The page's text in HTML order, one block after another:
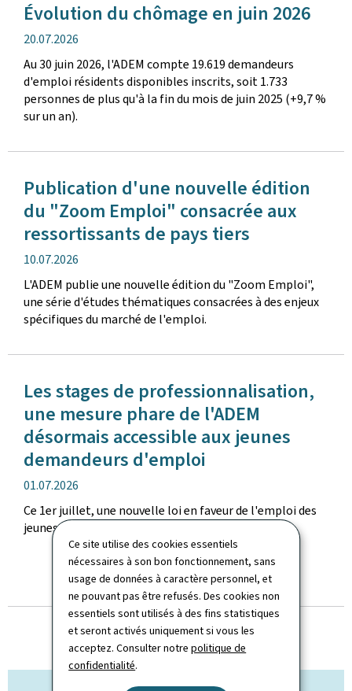
Ce site utilise des cookies essentiels
nécessaires à son bon fonctionnement, sans
usage de données à caractère personnel, et
ne pouvant pas être refusés. Des cookies non
essentiels sont utilisés à des fins statistiques
et seront activés uniquement si vous les
acceptez. Consulter notrepolitique de
confidentialité.
Évolution du chômage en juin 2026
date
de
publication
20.07.2026
Au 30 juin 2026, l'ADEM compte 19.619 demandeurs
d'emploi résidents disponibles inscrits, soit 1.733
personnes de plus qu'à la fin du mois de juin 2025 (+9,7 %
sur un an).
Publication d'une nouvelle édition
du "Zoom Emploi" consacrée aux
ressortissants de pays tiers
date
de
publication
10.07.2026
L'ADEM publie une nouvelle édition du "Zoom Emploi",
une série d'études thématiques consacrées à des enjeux
spécifiques du marché de l'emploi.
Les stages de professionnalisation,
une mesure phare de l'ADEM
désormais accessible aux jeunes
demandeurs d'emploi
date
de
publication
01.07.2026
Ce 1er juillet, une nouvelle loi en faveur de l'emploi des
jeunes entre en vigueur.
TOUTES LES ACTUALITÉS